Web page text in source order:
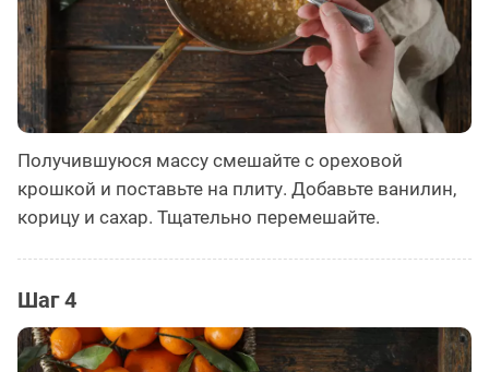
Получившуюся массу смешайте с ореховой
крошкой и поставьте на плиту. Добавьте ванилин,
корицу и сахар. Тщательно перемешайте.
Шаг 4